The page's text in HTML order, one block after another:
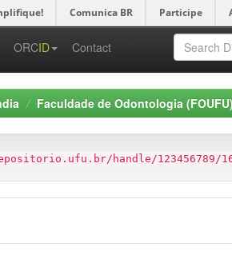
Comunica BR Participe
ORCID Contact
Faculdade de Odontologia (FOUFU)
handle/123456789/